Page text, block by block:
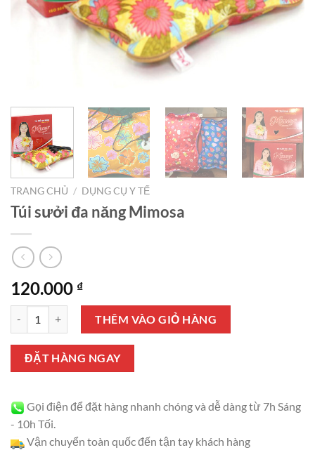
TRANG CHỦ / DỤNG CỤ Y TẾ
Túi sưởi đa năng Mimosa
120.000 ₫
Túi sưởi đa năng Mimosa số lượng
THÊM VÀO GIỎ HÀNG
ĐẶT HÀNG NGAY
Gọi điện để đặt hàng nhanh chóng và dễ dàng từ 7h Sáng
- 10h Tối.
Vận chuyển toàn quốc đến tận tay khách hàng